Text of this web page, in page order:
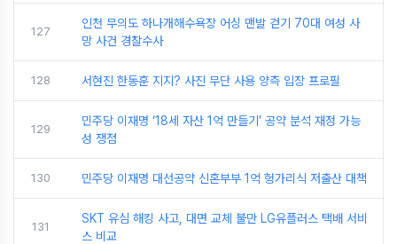
127
인천 무의도 하나개해수욕장 어싱 맨발 걷기 70대 여성 사
망 사건 경찰수사
128 서현진 한동훈 지지? 사진 무단 사용 양측 입장 프로필
129
민주당 이재명 ‘18세 자산 1억 만들기’ 공약 분석 재정 가능
성 쟁점
130 민주당 이재명 대선공약 신혼부부 1억 헝가리식 저출산 대책
131
SKT 유심 해킹 사고, 대면 교체 불만 LG유플러스 택배 서비
스 비교